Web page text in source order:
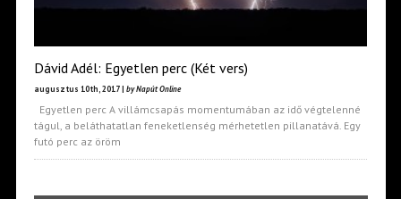
Dávid Adél: Egyetlen perc (Két vers)
augusztus 10th, 2017 | by Napút Online
Egyetlen perc A villámcsapás momentumában az idő végtelenné
tágul, a beláthatatlan feneketlenség mérhetetlen pillanatává. Egy
futó perc az öröm